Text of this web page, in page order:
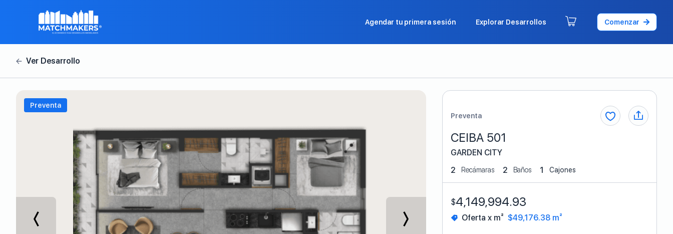
Agendar tu primera sesión Explorar Desarrollos Comenzar
Preventa
Preventa
CEIBA 501
GARDEN CITY
2
Recámaras 2 Baños 1 Cajones
$4,149,994.93
Oferta x m² $49,176.38 m²